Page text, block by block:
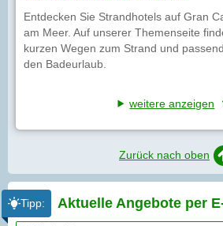
Entdecken Sie Strandhotels auf Gran
am Meer. Auf unserer Themenseite
kurzen Wegen zum Strand und
den Badeurlaub.
weitere anzeigen
Zurück nach oben
Tipp: Aktuelle Angebote per